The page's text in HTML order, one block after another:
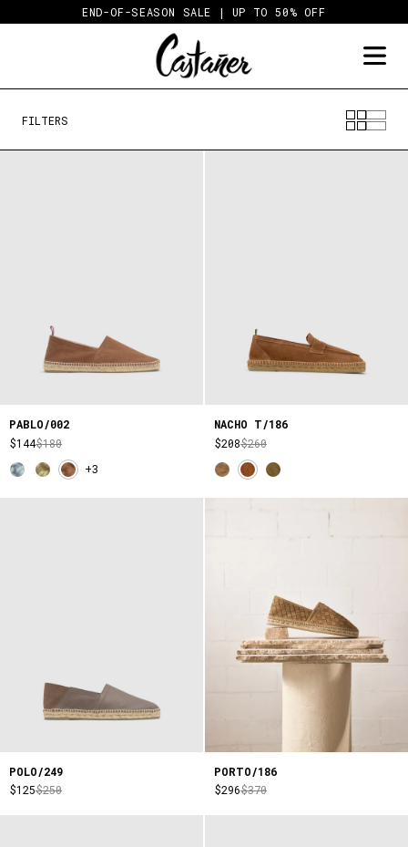
to
END-OF-SEASON SALE | UP TO 50% OFF
FILTERS
PABLO/002
$144$180
+3
NACHO T/186
$208$260
POLO/249
$125$250
PORTO/186
$296$370